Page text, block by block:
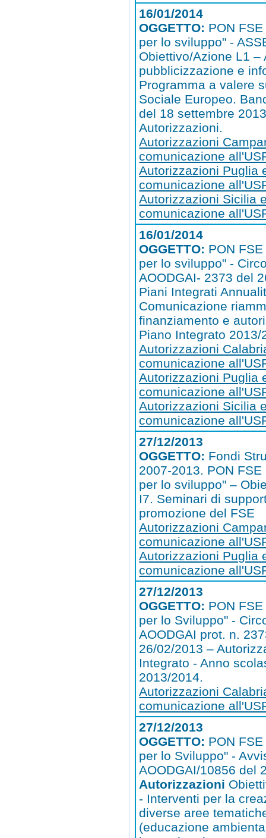
16/01/2014
OGGETTO: PON
per lo sviluppo" -
Obiettivo/Azione L1 –
pubblicizzazione e
Programma a valere
Sociale Europeo.
del 18 settembre
Autorizzazioni.
Autorizzazioni
comunicazione
Autorizzazioni Puglia
comunicazione
Autorizzazioni Sicilia
comunicazione
16/01/2014
OGGETTO: PON
per lo sviluppo" -
AOODGAI- 2373 del
Piani Integrati
Comunicazione
finanziamento e
Piano Integrato 2013/
Autorizzazioni
comunicazione
Autorizzazioni Puglia
comunicazione
Autorizzazioni Sicilia
comunicazione
27/12/2013
OGGETTO: Fondi
2007-2013. PON
per lo sviluppo" –
I7. Seminari di
promozione del FSE
Autorizzazioni
comunicazione
Autorizzazioni Puglia
comunicazione
27/12/2013
OGGETTO: PON
per lo Sviluppo" -
AOODGAI prot. n.
26/02/2013 –
Integrato - Anno
2013/2014.
Autorizzazioni
comunicazione
27/12/2013
OGGETTO: PON
per lo Sviluppo" -
AOODGAI/10856 del
Autorizzazioni
- Interventi per la
diverse aree
(educazione